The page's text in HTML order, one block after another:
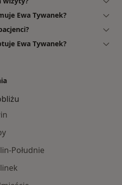
Ewa Tywanek?
Ewa Tywanek?
Południe